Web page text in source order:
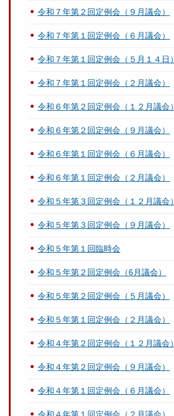
令和７年第２回定例会（９月議会）
令和７年第１回定例会（６月議会）
令和７年第１回定例会（５月１４日）
令和７年第１回定例会（２月議会）
令和６年第２回定例会（１２月議会）
令和６年第２回定例会（９月議会）
令和６年第１回定例会（６月議会）
令和６年第１回定例会（２月議会）
令和５年第３回定例会（１２月議会）
令和５年第３回定例会（９月議会）
令和５年第１回臨時会
令和５年第２回定例会（6月議会）
令和５年第２回定例会（５月議会）
令和５年第１回定例会（２月議会）
令和４年第２回定例会（１２月議会）
令和４年第２回定例会（９月議会）
令和４年第１回定例会（６月議会）